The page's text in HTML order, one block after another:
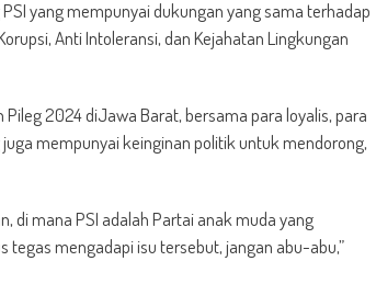
yang mempunyai dukungan yang sama terhadap
Anti Intoleransi, dan Kejahatan Lingkungan
2024 diJawa Barat, bersama para loyalis, para
mempunyai keinginan politik untuk mendorong,
di mana PSI adalah Partai anak muda yang
tegas mengadapi isu tersebut, jangan abu-abu,”